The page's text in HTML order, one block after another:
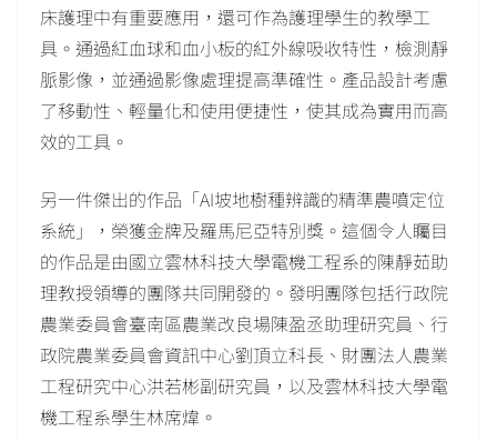
床護理中有重要應用，還可作為護理學生的教學工
具。通過紅血球和血小板的紅外線吸收特性，檢測靜
脈影像，並通過影像處理提高準確性。產品設計考慮
了移動性、輕量化和使用便捷性，使其成為實用而高
效的工具。
另一件傑出的作品「AI坡地樹種辨識的精準農噴定位
系統」，榮獲金牌及羅馬尼亞特別獎。這個令人矚目
的作品是由國立雲林科技大學電機工程系的陳靜茹助
理教授領導的團隊共同開發的。發明團隊包括行政院
農業委員會臺南區農業改良場陳盈丞助理研究員、行
政院農業委員會資訊中心劉頂立科長、財團法人農業
工程研究中心洪若彬副研究員，以及雲林科技大學電
機工程系學生林席煒。